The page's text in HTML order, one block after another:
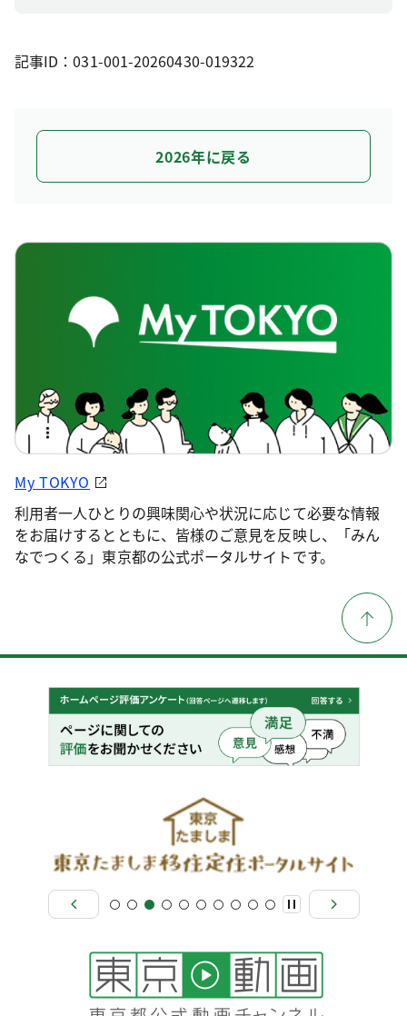
記事ID：031-001-20260430-019322
2026年に戻る
My TOKYO
利用者一人ひとりの興味関心や状況に応じて必要な情報
をお届けするとともに、皆様のご意見を反映し、「みん
なでつくる」東京都の公式ポータルサイトです。